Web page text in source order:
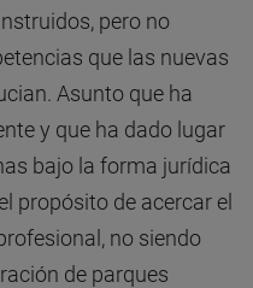
pero no
que las nuevas
Asunto que ha
y que ha dado lugar
bajo la forma jurídica
propósito de acercar el
no siendo
de parques